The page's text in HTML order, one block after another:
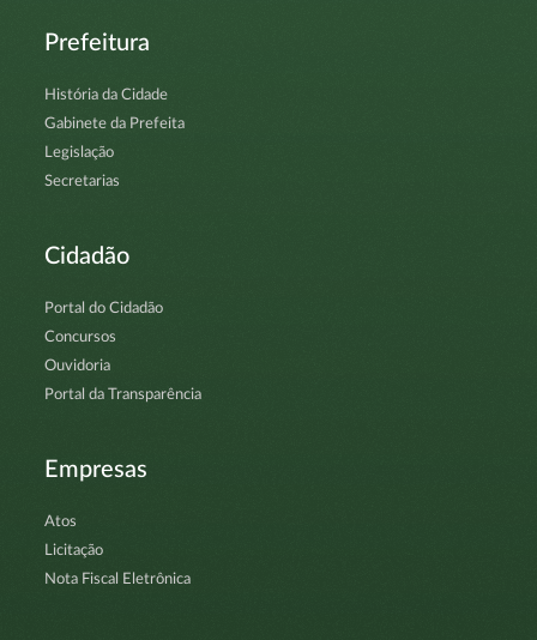
Prefeitura
História da Cidade
Gabinete da Prefeita
Legislação
Secretarias
Cidadão
Portal do Cidadão
Concursos
Ouvidoria
Portal da Transparência
Empresas
Atos
Licitação
Nota Fiscal Eletrônica